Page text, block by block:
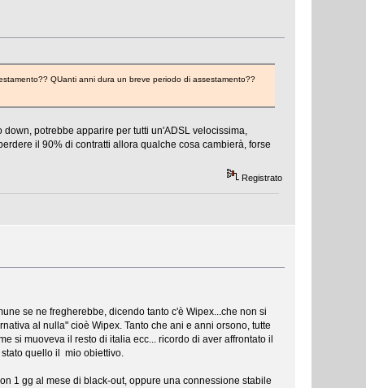
QUanti anni dura un breve periodo di assestamento??
potrebbe apparire per tutti un'ADSL velocissima,
il 90% di contratti allora qualche cosa cambierà, forse
Registrato
se ne fregherebbe, dicendo tanto c'è Wipex...che non si
al nulla" cioè Wipex. Tanto che ani e anni orsono, tutte
si muoveva il resto di italia ecc... ricordo di aver affrontato il
quello il mio obiettivo.
1 gg al mese di black-out, oppure una connessione stabile